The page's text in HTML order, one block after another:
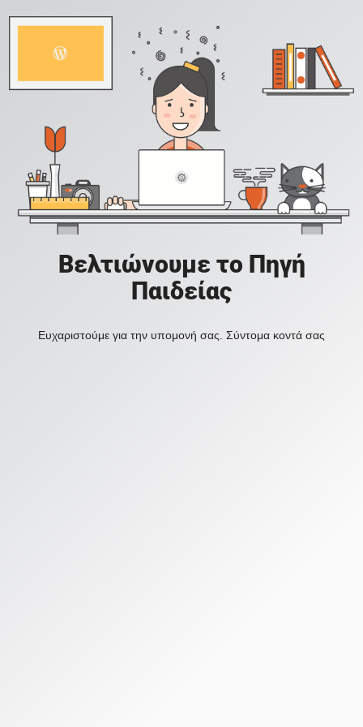
Βελτιώνουμε το Πηγή
Παιδείας
Ευχαριστούμε για την υπομονή σας. Σύντομα κοντά σας